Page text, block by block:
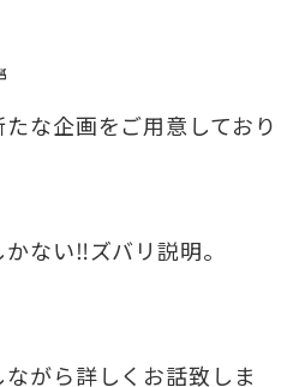
な企画をご用意しており
ない‼️ズバリ説明。
がら詳しくお話致しま